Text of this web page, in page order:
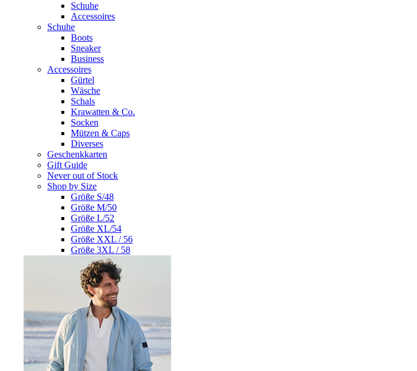
Schuhe
Accessoires
Schuhe
Boots
Sneaker
Business
Accessoires
Gürtel
Wäsche
Schals
Krawatten & Co.
Socken
Mützen & Caps
Diverses
Geschenkkarten
Gift Guide
Never out of Stock
Shop by Size
Größe S/48
Größe M/50
Größe L/52
Größe XL/54
Größe XXL / 56
Größe 3XL / 58